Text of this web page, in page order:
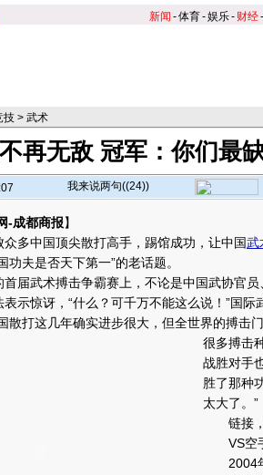
新闻 -体育-娱乐- 财经-
技 > 武术
再无敌 冠军：你们最
我来说两句((24))
-成都商报】
中国顶尖散打高手，踢馆成功，让中国武
功夫是否天下第一”的老话题。
武术搏击争霸赛上，不论是中国武协官员
示惊讶，“什么？可千万不能这么说！”国际
散打这几年确实进步很大，但全世界的搏击
很多搏击
战胜对手
胜了那种
太大了。”
链接，
VS空
2004年